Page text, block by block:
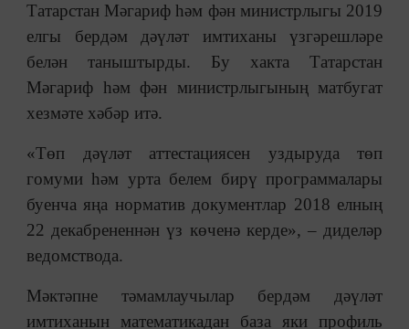
Татарстан Мәгариф һәм фән министрлыгы 2019
елгы бердәм дәүләт имтиханы үзгәрешләре
белән таныштырды. Бу хакта Татарстан
Мәгариф һәм фән министрлыгының матбугат
хезмәте хәбәр итә.
«Төп дәүләт аттестациясен уздыруда төп
гомуми һәм урта белем бирү программалары
буенча яңа норматив документлар 2018 елның
22 декабрененнән үз көченә керде», ‒ диделәр
ведомствода.
Мәктәпне тәмамлаучылар бердәм дәүләт
имтиханын математикадан база яки профиль